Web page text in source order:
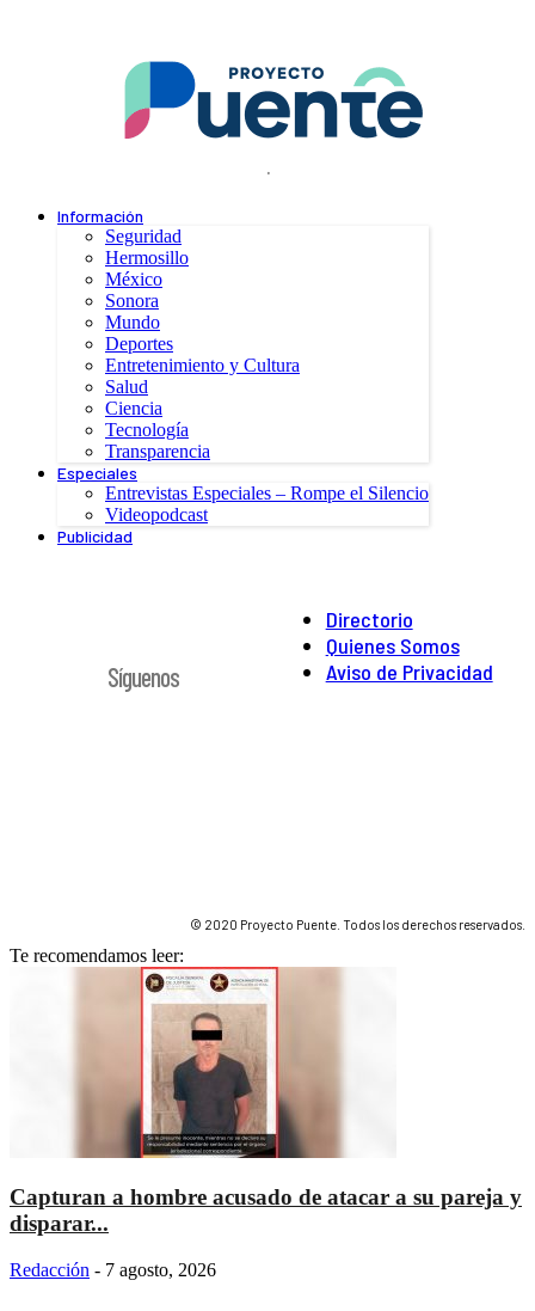
.
Información
Seguridad
Hermosillo
México
Sonora
Mundo
Deportes
Entretenimiento y Cultura
Salud
Ciencia
Tecnología
Transparencia
Especiales
Entrevistas Especiales – Rompe el Silencio
Videopodcast
Publicidad
Directorio
Quienes Somos
Aviso de Privacidad
Síguenos
© 2020 Proyecto Puente. Todos los derechos reservados.
Te recomendamos leer:
Capturan a hombre acusado de atacar a su pareja y
disparar...
Redacción - 7 agosto, 2026